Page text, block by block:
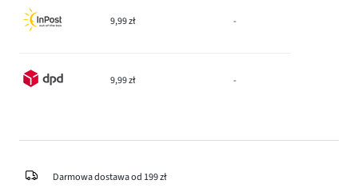
9,99 zł -
9,99 zł -
Darmowa dostawa od 199 zł